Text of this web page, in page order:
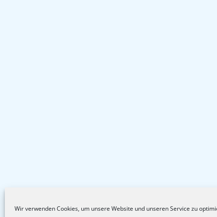
Wir verwenden Cookies, um unsere Website und unseren Service zu